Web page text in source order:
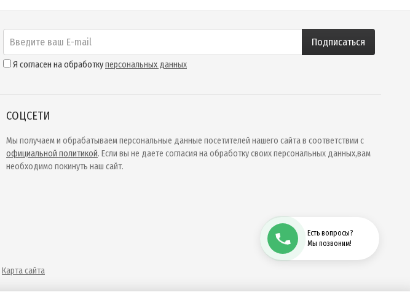
Подписаться
Я согласен на обработкуперсональных данных
СОЦСЕТИ
Мы получаем и обрабатываем персональные данные посетителей нашего сайта в соответствии с
официальной политикой. Если вы не даете согласия на обработку своих персональных данных,вам
необходимо покинуть наш сайт.
Карта сайта
Есть вопросы?
Мы позвоним!